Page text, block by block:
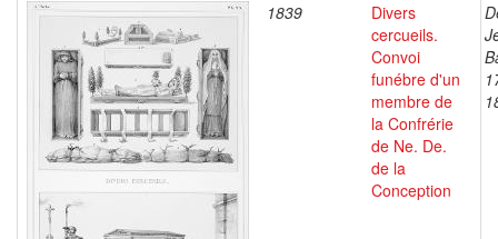
1839
Divers
cercueils.
Convoi
funébre d'un
membre de
la Confrérie
de Ne. De.
de la
Conception